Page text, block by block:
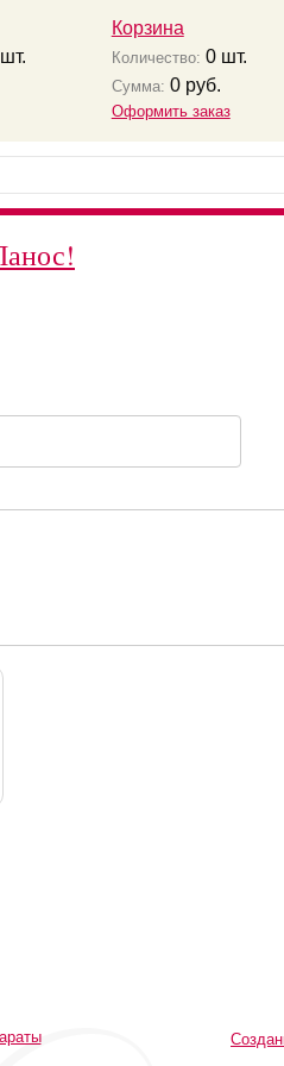
Корзина
Количество: 0шт.
Сумма: 0руб.
Оформить заказ